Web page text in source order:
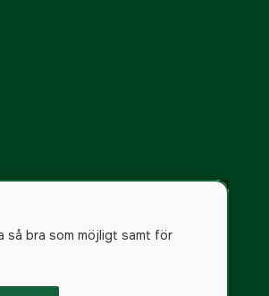
så bra som möjligt samt för